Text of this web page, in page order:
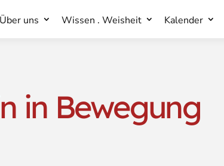
Über uns Wissen . Weisheit Kalender
Über uns Wissen . Weisheit Kalender
in Bewegung